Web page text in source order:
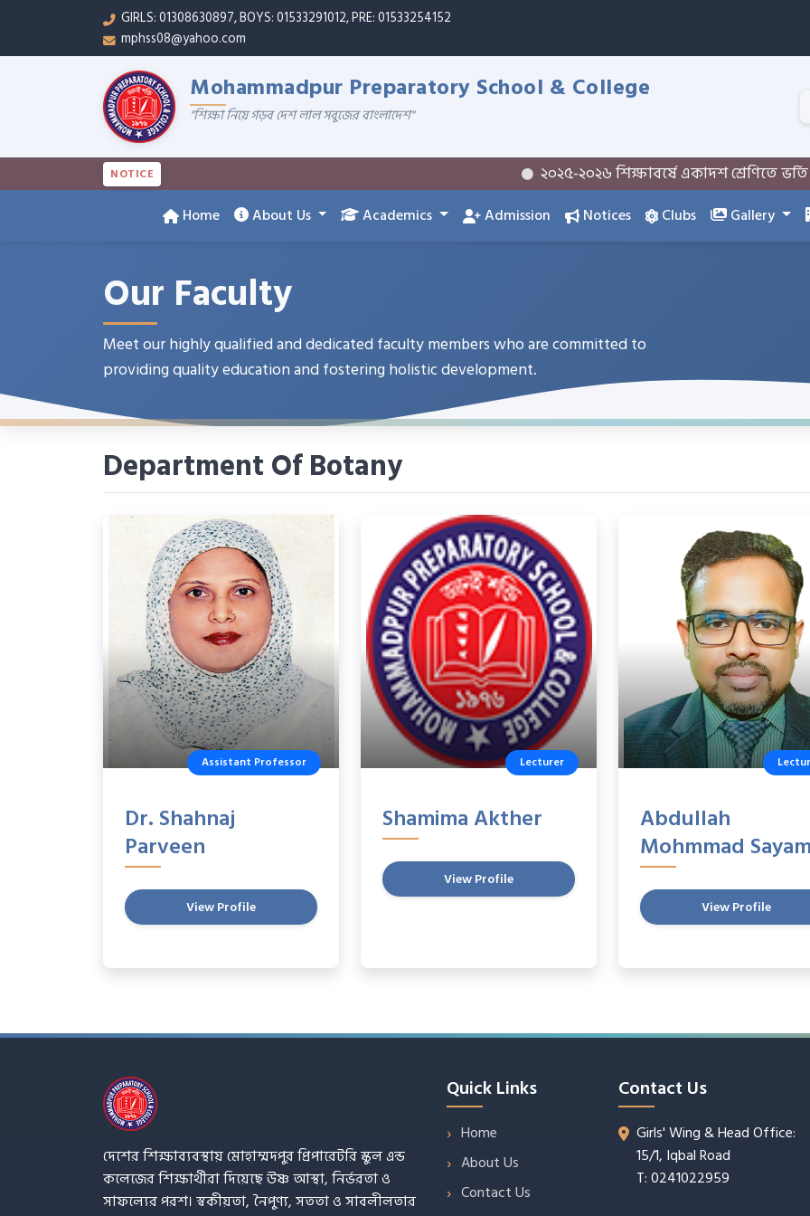
GIRLS: 01308630897, BOYS: 01533291012, PRE: 01533254152
mphss08@yahoo.com
Mohammadpur Preparatory School & College
"শিক্ষা নিয়ে গড়ব দেশ লাল সবুজের বাংলাদেশ"
NOTICE ২০২৫-২০২৬ শিক্ষাবর্ষে একাদশ শ্রেণিতে ভর্তি
Home About Us Academics Admission Notices Clubs Gallery
Our Faculty
Meet our highly qualified and dedicated faculty members who are committed to
providing quality education and fostering holistic development.
Department Of Botany
Assistant Professor
Dr. Shahnaj
Parveen
View Profile
Lecturer
Shamima Akther
View Profile
Abdullah
Mohmmad
View Profile
দেশের শিক্ষাব্যবস্থায় মোহাম্মদপুর প্রিপারেটরি স্কুল এন্ড
কলেজের শিক্ষার্থীরা দিয়েছে উষ্ণ আস্থা, নির্ভরতা ও
সাফল্যের পরশ। স্বকীয়তা, নৈপুণ্য, সততা ও সাবলীলতার
Quick Links
Home
About Us
Contact Us
Contact Us
Girls' Wing & Head Office:
15/1, Iqbal Road
T: 0241022959